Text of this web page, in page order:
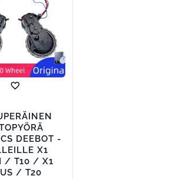
DEEBOT -
X1
/ T10 / X1
/ T20